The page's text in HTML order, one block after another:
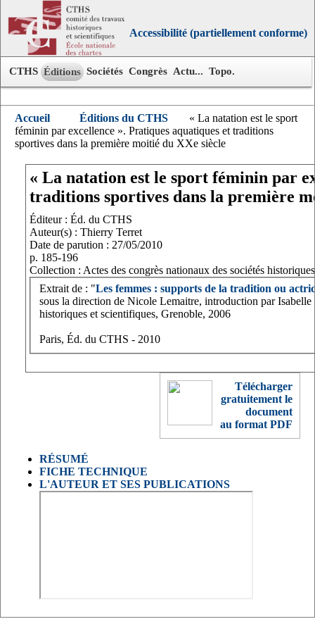
Accessibilité (partiellement conforme)
CTHS Éditions Sociétés Congrès Actu... Topo.
Accueil Éditions du CTHS
« La natation est le sport
féminin par excellence ». Pratiques aquatiques et traditions
sportives dans la première moitié du XXe siècle
« La natation est le sport féminin par
traditions sportives dans la première
Éditeur : Éd. du CTHS
Auteur(s) : Thierry Terret
Date de parution : 27/05/2010
p. 185-196
Collection : Actes des congrès nationaux des sociétés
Extrait de : "Les femmes : supports de la tradition ou
sous la direction de Nicole Lemaitre, introduction par
historiques et scientifiques, Grenoble, 2006
Paris, Éd. du CTHS - 2010
Télécharger
gratuitement le
document
au format PDF
RÉSUMÉ
FICHE TECHNIQUE
L'AUTEUR ET SES PUBLICATIONS